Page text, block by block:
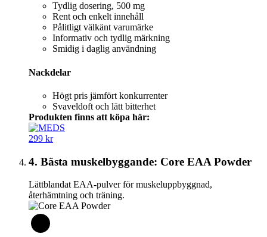
Tydlig dosering, 500 mg
Rent och enkelt innehåll
Pålitligt välkänt varumärke
Informativ och tydlig märkning
Smidig i daglig användning
Nackdelar
Högt pris jämfört konkurrenter
Svaveldoft och lätt bitterhet
Produkten finns att köpa här:
299 kr
4. Bästa muskelbyggande: Core EAA Powder
Lättblandat EAA-pulver för muskeluppbyggnad,
återhämtning och träning.